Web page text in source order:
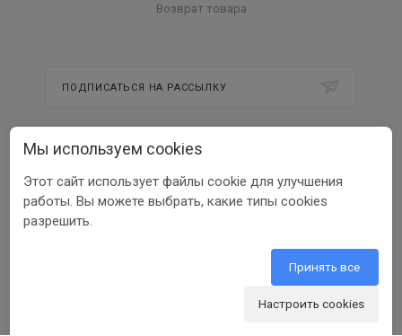
Возврат товара
ПОДПИСАТЬСЯ НА РАССЫЛКУ
8 800 350 56 58
info@beltools.ru
Северный, зд. 7, помещ. 1
Мы используем cookies
Этот сайт использует файлы cookie для улучшения
работы. Вы можете выбрать, какие типы cookies
разрешить.
Настроить cookies
Принять все